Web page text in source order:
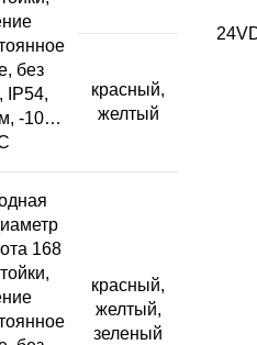
без
IP54,
-10…
красный,
желтый
168
красный,
желтый,
зеленый